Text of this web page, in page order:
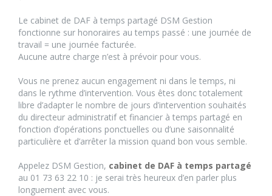
Le cabinet de DAF à temps partagé DSM Gestion
fonctionne sur honoraires au temps passé : une journée de
travail = une journée facturée.
Aucune autre charge n’est à prévoir pour vous.
Vous ne prenez aucun engagement ni dans le temps, ni
dans le rythme d’intervention. Vous êtes donc totalement
libre d’adapter le nombre de jours d’intervention souhaités
du directeur administratif et financier à temps partagé en
fonction d’opérations ponctuelles ou d’une saisonnalité
particulière et d’arrêter la mission quand bon vous semble.
Appelez DSM Gestion, cabinet de DAF à temps partagé
au 01 73 63 22 10 : je serai très heureux d’en parler plus
longuement avec vous.